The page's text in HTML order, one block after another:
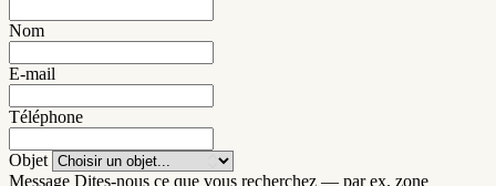
Nom
E-mail
Téléphone
Objet
Message Dites-nous ce que vous recherchez — par ex. zone